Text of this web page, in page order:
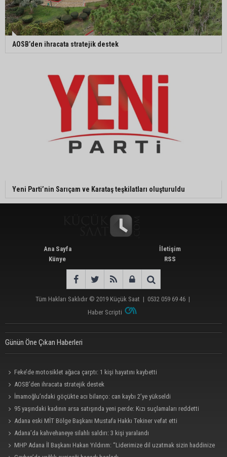
AOSB’den ihracata stratejik destek
Yeni Parti’nin Sarıçam ve Karataş teşkilatları oluşturuldu
Ana Sayfa
Künye
İletişim
RSS
Tüm Hakları Saklıdır © 2019 Küçük Saat | 0532 059 69 46 |
Haber Scripti
Günün Öne Çıkan Haberleri
Feke’de motosiklet ağaca çarptı: 1 kişi hayatını kaybetti
AOSB’den ihracata stratejik destek
İmamoğlu’ndaki göçükte acı bilanço: can kaybı 2’ye yükseldi
95 yaşındaki kadının arsa satışında yeni perde: Kızı suçlamaları reddetti
Adana eski MİT Bölge Başkanı Mustafa Hakkı Tekiner vefat etti
Adana’da kahvehaneye silahlı saldırı: 3 kişi yaralandı
MHP Adana İl Başkanı Hakan Yıldırım: “Liderimize dil uzatmak sizin haddinize